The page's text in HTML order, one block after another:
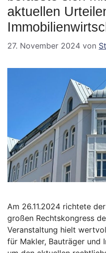
aktuellen
27. November 2024 von
Am 26.11.2024 richtete
großen Rechtskongress
Veranstaltung hielt
für Makler, Bauträger und